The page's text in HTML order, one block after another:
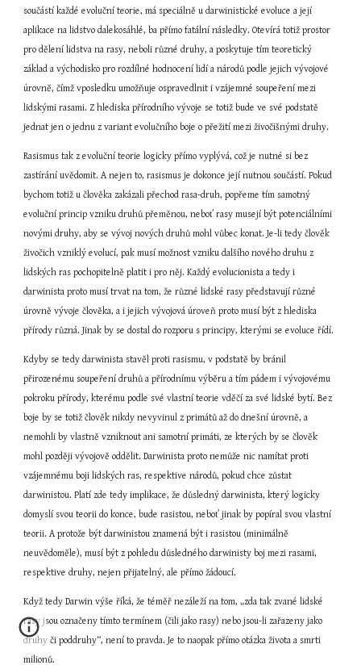
součástí každé evoluční teorie, má speciálně u darwinistické evoluce a její
aplikace na lidstvo dalekosáhlé, ba přímo fatální následky. Otevírá totiž prostor
pro dělení lidstva na rasy, neboli různé druhy, a poskytuje tím teoretický
základ a východisko pro rozdílné hodnocení lidí a národů podle jejich vývojové
úrovně, čímž vposledku umožňuje ospravedlnit i vzájemné soupeření mezi
lidskými rasami. Z hlediska přírodního vývoje se totiž bude ve své podstatě
jednat jen o jednu z variant evolučního boje o přežití mezi živočišnými druhy.
Rasismus tak z evoluční teorie logicky přímo vyplývá, což je nutné si bez
zastírání uvědomit. A nejen to, rasismus je dokonce její nutnou součástí. Pokud
bychom totiž u člověka zakázali přechod rasa-druh, popřeme tím samotný
evoluční princip vzniku druhů přeměnou, neboť rasy musejí být potenciálními
novými druhy, aby se vývoj nových druhů mohl vůbec konat. Je-li tedy člověk
živočich vzniklý evolucí, pak musí možnost vzniku dalšího nového druhu z
lidských ras pochopitelně platit i pro něj. Každý evolucionista a tedy i
darwinista proto musí trvat na tom, že různé lidské rasy představují různé
úrovně vývoje člověka, a i jejich vývojová úroveň proto musí být z hlediska
přírody různá. Jinak by se dostal do rozporu s principy, kterými se evoluce řídí.
Kdyby se tedy darwinista stavěl proti rasismu, v podstatě by bránil
přirozenému soupeření druhů a přírodnímu výběru a tím pádem i vývojovému
pokroku přírody, kterému podle své vlastní teorie vděčí za své lidské bytí. Bez
boje by se totiž člověk nikdy nevyvinul z primátů až do dnešní úrovně, a
nemohli by vlastně vzniknout ani samotní primáti, ze kterých by se člověk
mohl později vývojově oddělit. Darwinista proto nemůže nic namítat proti
vzájemnému boji lidských ras, respektive národů, pokud chce zůstat
darwinistou. Platí zde tedy implikace, že důsledný darwinista, který logicky
domyslí svou teorii do konce, bude rasistou, neboť jinak by popíral svou vlastní
teorii. A protože být darwinistou znamená být i rasistou (minimálně
neuvědoměle), musí být z pohledu důsledného darwinisty boj mezi rasami,
respektive druhy, nejen přijatelný, ale přímo žádoucí.
Když tedy Darwin výše říká, že téměř nezáleží na tom, „zda tak zvané lidské
rasy jsou označeny tímto termínem (čili jako rasy) nebo jsou-li zařazeny jako
druhy či poddruhy“, není to pravda. Je to naopak přímo otázka života a smrti
milionů.